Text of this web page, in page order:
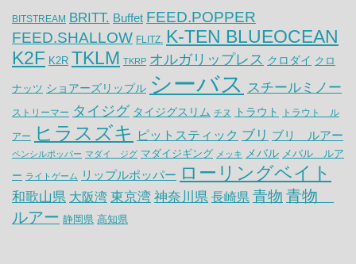
BITSTREAM BRITT. Buffet FEED.POPPER
FEED.SHALLOW FLITZ. K-TEN BLUEOCEAN
K2F K2R TKLM TKRP オルガリップレス クロダイ クロ
ナッツ ショアーズリップル シーバス スチールミノー
ストリーマー タイジグ タイジグスリム チヌ トラウト トラウト ル
アー ヒラスズキ ピットスティック ブリ ブリ ルアー
ペンシルポッパー マダイ ジグ マダイジギング メッキ メバル メバル ルア
ー ライトゲーム リップルポッパー ローリングベイト
和歌山県 大阪湾 東京湾 神奈川県 長崎県 青物 青物
ルアー 静岡県 高知県